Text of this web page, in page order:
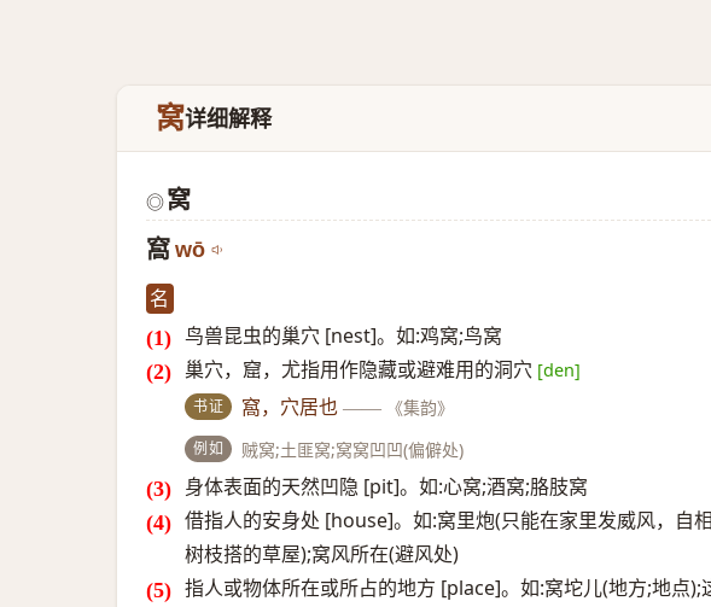
窝详细解释
◎窝
窩 wō
名
鸟兽昆虫的巢穴 [nest]。如:鸡窝;鸟窝
巢穴，窟，尤指用作隐藏或避难用的洞穴 [den]
书证 窩，穴居也 —— 《集韵》
例如 贼窝;土匪窝;窝窝凹凹(偏僻处)
身体表面的天然凹隐 [pit]。如:心窝;酒窝;胳肢窝
借指人的安身处 [house]。如:窝里炮(只能在家里发威风，自
树枝搭的草屋);窝风所在(避风处)
指人或物体所在或所占的地方 [place]。如:窝坨儿(地方;地点